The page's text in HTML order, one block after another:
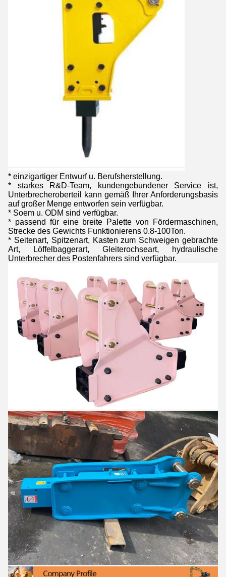
* einzigartiger Entwurf u. Berufsherstellung.
* starkes R&D-Team, kundengebundener Service ist,
Unterbrecheroberteil kann gemäß Ihrer Anforderungsbasis
auf großer Menge entworfen sein verfügbar.
* Soem u. ODM sind verfügbar.
* passend für eine breite Palette von Fördermaschinen,
Strecke des Gewichts Funktionierens 0.8-100Ton.
* Seitenart, Spitzenart, Kasten zum Schweigen gebrachte
Art, Löffelbaggerart, Gleiterochseart, hydraulische
Unterbrecher des Postenfahrers sind verfügbar.